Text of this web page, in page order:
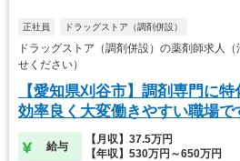
正社員 ドラッグストア（調剤併設）
ドラッグストア（調剤併設）の薬剤師求人
せください）
【愛知県刈谷市】調剤専門に
効率良く大変働きやすい職場で
給与
【月収】37.5万円
【年収】530万円～650万円